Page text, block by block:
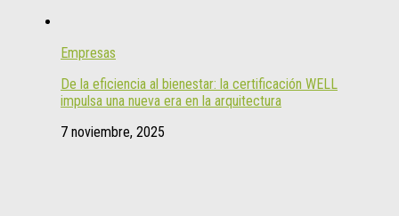
Empresas
De la eficiencia al bienestar: la certificación WELL
impulsa una nueva era en la arquitectura
7 noviembre, 2025